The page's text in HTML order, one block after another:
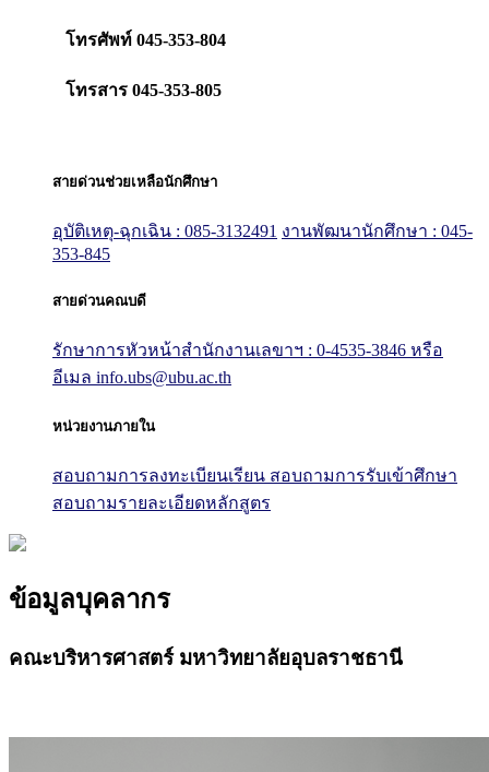
โทรศัพท์ 045-353-804
โทรสาร 045-353-805
สายด่วนช่วยเหลือนักศึกษา
อุบัติเหตุ-ฉุกเฉิน : 085-3132491 งานพัฒนานักศึกษา : 045-
353-845
สายด่วนคณบดี
รักษาการหัวหน้าสำนักงานเลขาฯ : 0-4535-3846 หรือ
อีเมล info.ubs@ubu.ac.th
หน่วยงานภายใน
สอบถามการลงทะเบียนเรียน สอบถามการรับเข้าศึกษา
สอบถามรายละเอียดหลักสูตร
ข้อมูลบุคลากร
คณะบริหารศาสตร์ มหาวิทยาลัยอุบลราชธานี